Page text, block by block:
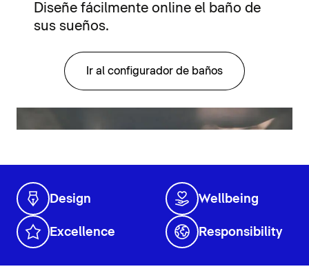
Diseñe fácilmente online el baño de
sus sueños.
Ir al configurador de baños
Design Wellbeing
Excellence Responsibility